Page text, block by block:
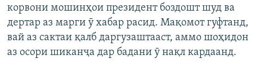
корвони мошинҳои президент боздошт шуд ва
дертар аз марги ӯ хабар расид. Мақомот гуфтанд,
вай аз сактаи қалб даргузаштааст, аммо шоҳидон
аз осори шиканҷа дар бадани ӯ нақл кардаанд.